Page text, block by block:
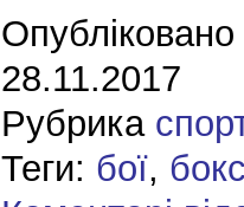
28.11.2017
Рубрика
Теги: бої,